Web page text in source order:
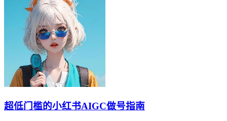
超低门槛的小红书AIGC做号指南